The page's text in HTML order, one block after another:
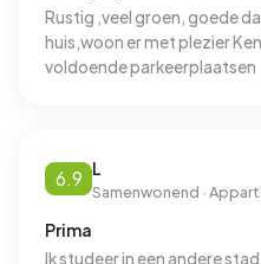
Rustig ,veel groen, goede
huis,woon er met plezier
voldoende parkeerplaatsen
6.9 L
Samenwonend ·
Prima
Ik studeer in een andere